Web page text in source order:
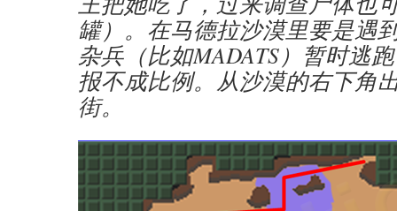
罐）。在马德拉沙漠里要是遇
杂兵（比如MADATS）暂时逃
报不成比例。从沙漠的右下角
街。